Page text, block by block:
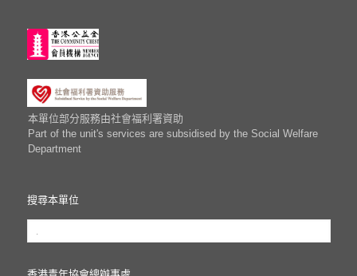
本單位部分服務由社會福利署資助
Part of the unit's services are subsidised by the Social Welfare
Department
搜尋本單位